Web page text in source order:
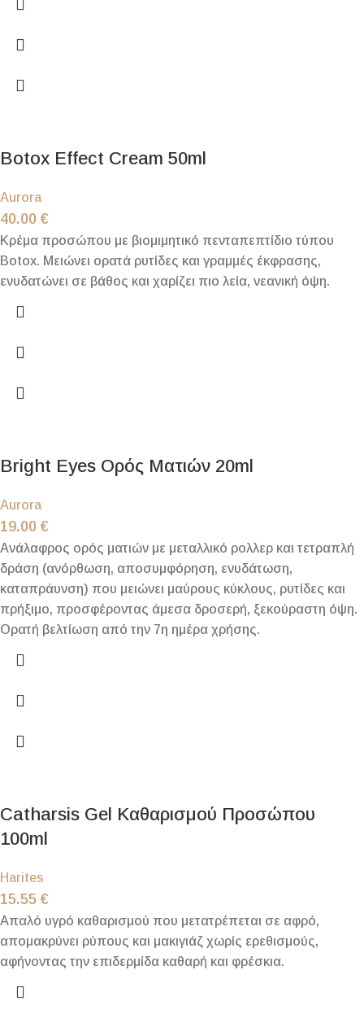
Botox Effect Cream 50ml
Aurora
40.00 €
Κρέμα προσώπου με βιομιμητικό πενταπεπτίδιο τύπου
Botox. Μειώνει ορατά ρυτίδες και γραμμές έκφρασης,
ενυδατώνει σε βάθος και χαρίζει πιο λεία, νεανική όψη.
Bright Eyes Ορός Ματιών 20ml
Aurora
19.00 €
Ανάλαφρος ορός ματιών με μεταλλικό ρολλερ και τετραπλή
δράση (ανόρθωση, αποσυμφόρηση, ενυδάτωση,
καταπράυνση) που μειώνει μαύρους κύκλους, ρυτίδες και
πρήξιμο, προσφέροντας άμεσα δροσερή, ξεκούραστη όψη.
Ορατή βελτίωση από την 7η ημέρα χρήσης.
Catharsis Gel Καθαρισμού Προσώπου
100ml
Harites
15.55 €
Απαλό υγρό καθαρισμού που μετατρέπεται σε αφρό,
απομακρύνει ρύπους και μακιγιάζ χωρίς ερεθισμούς,
αφήνοντας την επιδερμίδα καθαρή και φρέσκια.